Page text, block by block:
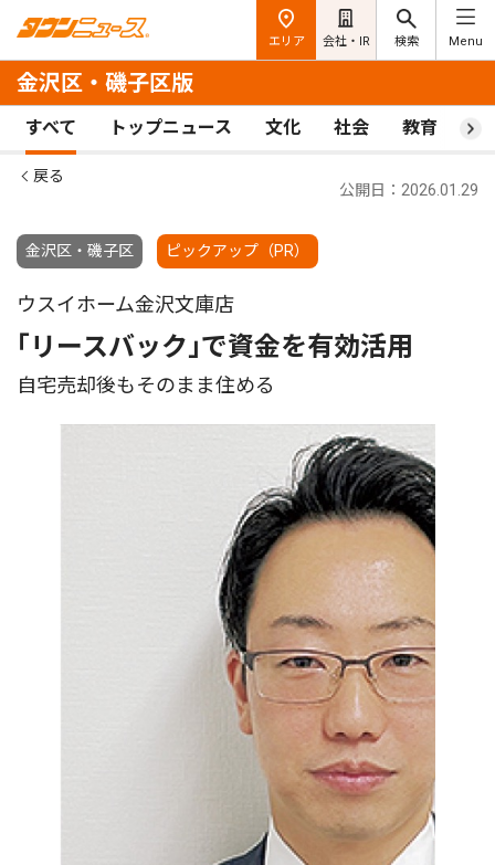
エリア 会社・IR 検索 Menu
金沢区・磯子区版
すべて トップニュース 文化 社会 教育 ス
戻る
金沢区・磯子区 ピックアップ（PR）
公開日：2026.01.29
ウスイホーム金沢文庫店
｢リースバック｣で資金を有効活用
自宅売却後もそのまま住める